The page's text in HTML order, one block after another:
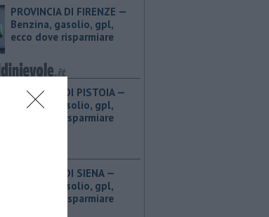
PROVINCIA DI FIRENZE — ​
Benzina, gasolio, gpl,
ecco dove risparmiare
PROVINCIA DI PISTOIA — ​
Benzina, gasolio, gpl,
ecco dove risparmiare
PROVINCIA DI SIENA — ​
Benzina, gasolio, gpl,
ecco dove risparmiare